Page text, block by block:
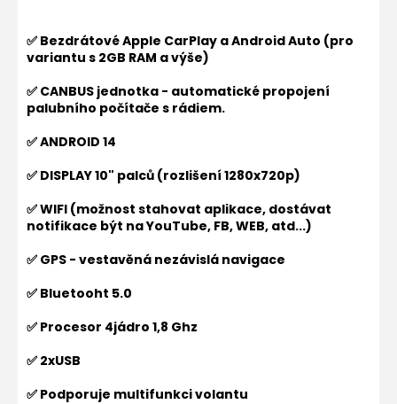
✅ Bezdrátové Apple CarPlay a Android Auto (pro
variantu s 2GB RAM a výše)
✅ CANBUS jednotka - automatické propojení
palubního počítače s rádiem.
✅ ANDROID 14
✅ DISPLAY 10" palců (rozlišení 1280x720p)
✅ WIFI (možnost stahovat aplikace, dostávat
notifikace být na YouTube, FB, WEB, atd...)
✅ GPS - vestavěná nezávislá navigace
✅ Bluetooht 5.0
✅ Procesor 4jádro 1,8 Ghz
✅ 2xUSB
✅ Podporuje multifunkci volantu